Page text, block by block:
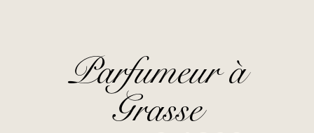
Parfumeur à
Grasse